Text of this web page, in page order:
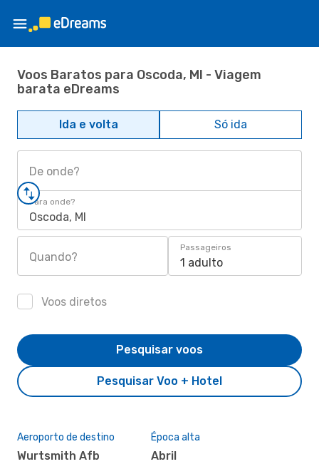
Voos Baratos para Oscoda, MI - Viagem
barata eDreams
Ida e volta Só ida
De onde?
Para onde?
Oscoda, MI
Quando?
Passageiros
1 adulto
Voos diretos
Pesquisar Voo + Hotel
Pesquisar voos
Aeroporto de destino
Wurtsmith Afb
Época alta
abril